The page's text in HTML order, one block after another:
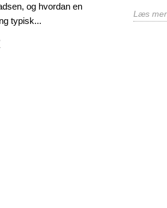
og hvordan en
typisk...
Læs